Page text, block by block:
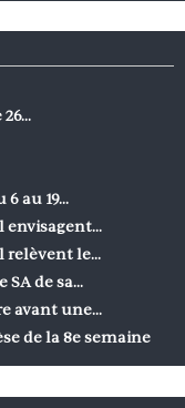
6 au 19…
envisagent…
relèvent le…
SA de sa…
avant une…
de la 8e semaine